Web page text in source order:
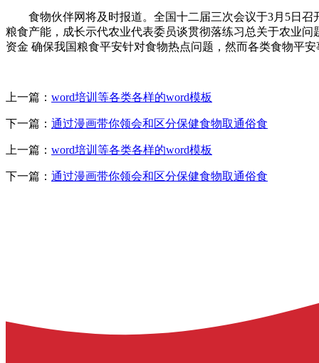
食物伙伴网将及时报道。全国十二届三次会议于3月5日召
粮食产能，成长示代农业代表委员谈贯彻落练习总关于农业
资金 确保我国粮食平安针对食物热点问题，然而各类食物平
上一篇： word培训等各类各样的word模板
下一篇： 通过漫画带你领会和区分保健食物取通俗食
上一篇： word培训等各类各样的word模板
下一篇： 通过漫画带你领会和区分保健食物取通俗食